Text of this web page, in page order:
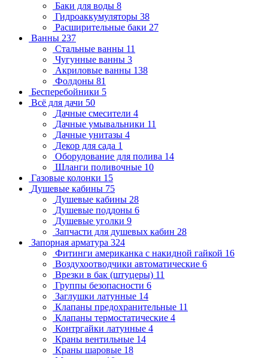
Баки для воды 8
Гидроаккумуляторы 38
Расширительные баки 27
Ванны 237
Стальные ванны 11
Чугунные ванны 3
Акриловые ванны 138
Фолдоны 81
Бесперебойники 5
Всё для дачи 50
Дачные смесители 4
Дачные умывальники 11
Дачные унитазы 4
Декор для сада 1
Оборудование для полива 14
Шланги поливочные 10
Газовые колонки 15
Душевые кабины 75
Душевые кабины 28
Душевые поддоны 6
Душевые уголки 9
Запчасти для душевых кабин 28
Запорная арматура 324
Фитинги американка с накидной гайкой 16
Воздухоотводчики автоматические 6
Врезки в бак (штуцеры) 11
Группы безопасности 6
Заглушки латунные 14
Клапаны предохранительные 11
Клапаны термостатические 4
Контргайки латунные 4
Краны вентильные 14
Краны шаровые 18